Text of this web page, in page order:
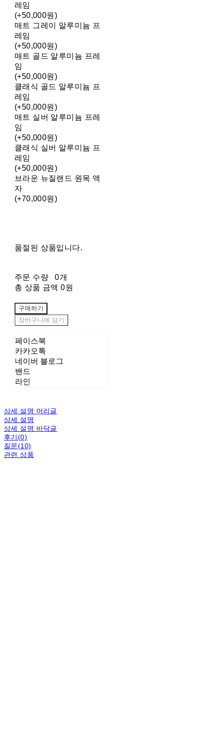
레임
(+50,000원)
매트 그레이 알루미늄 프
레임
(+50,000원)
매트 골드 알루미늄 프레
임
(+50,000원)
클래식 골드 알루미늄 프
레임
(+50,000원)
매트 실버 알루미늄 프레
임
(+50,000원)
클래식 실버 알루미늄 프
레임
(+50,000원)
브라운 뉴질랜드 원목 액
자
(+70,000원)
품절된 상품입니다.
주문 수량
0개
총 상품 금액 0원
구매하기
장바구니에 담기
페이스북
카카오톡
네이버 블로그
밴드
라인
상세 설명 머리글
상세 설명
상세 설명 바닥글
후기(0)
질문(10)
관련 상품